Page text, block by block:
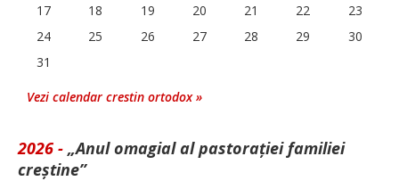
17
18 19 20 21 22
23
24
25 26 27 28 29
30
31
Vezi calendar crestin ortodox »
2026 - „Anul omagial al pastorației familiei
creștine”